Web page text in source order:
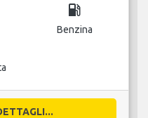
local_gas_station
Benzina